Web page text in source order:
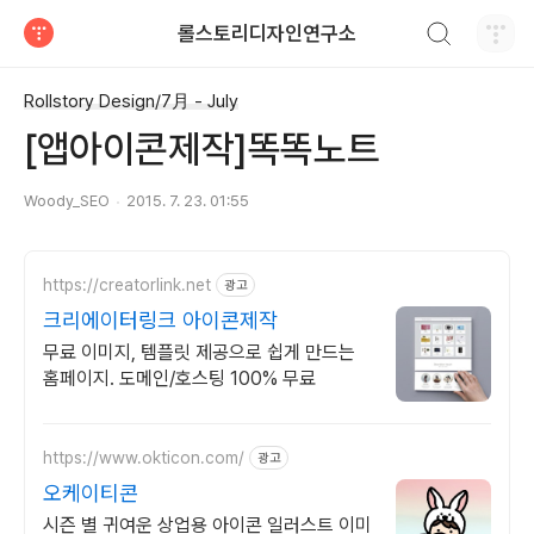
롤스토리디자인연구소
Rollstory Design/7月 - July
[앱아이콘제작]똑똑노트
Woody_SEO 2015. 7. 23. 01:55
https://creatorlink.net 광고
크리에이터링크 아이콘제작
무료 이미지, 템플릿 제공으로 쉽게 만드는
홈페이지. 도메인/호스팅 100% 무료
https://www.okticon.com/ 광고
오케이티콘
시즌 별 귀여운 상업용 아이콘 일러스트 이미